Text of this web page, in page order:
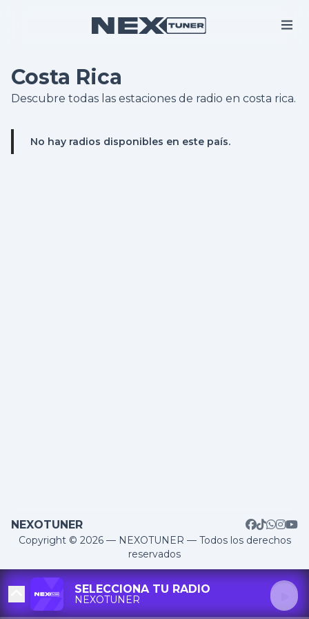
Costa Rica
Descubre todas las estaciones de radio en costa rica.
No hay radios disponibles en este país.
NEXOTUNER
Copyright © 2026 — NEXOTUNER — Todos los derechos
reservados
SELECCIONA TU RADIO
NEXOTUNER